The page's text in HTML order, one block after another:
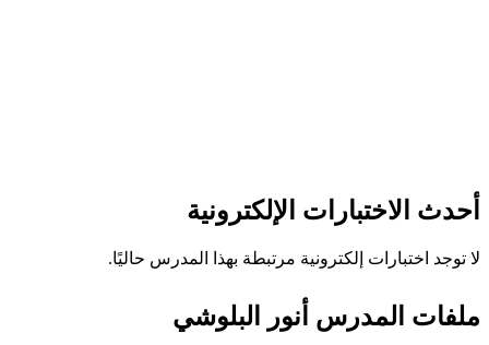
أحدث الاختبارات الإلكترونية
لا توجد اختبارات إلكترونية مرتبطة بهذا المدرس حاليًا.
ملفات المدرس أنور البلوشي